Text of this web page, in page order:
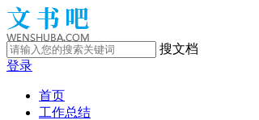
搜文档
登录
首页
工作总结